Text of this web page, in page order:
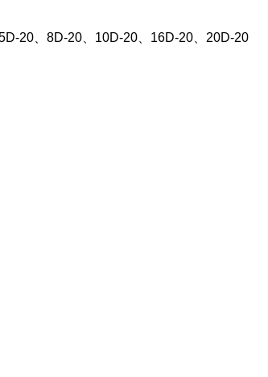
20、8D-20、10D-20、16D-20、20D-20